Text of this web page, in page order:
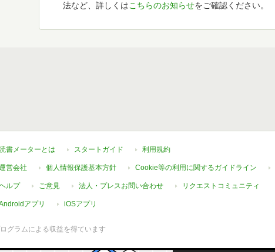
法など、詳しくはこちらのお知らせをご確認ください。
書メーターとは スタートガイド 利用規約
営会社 個人情報保護基本方針 Cookie等の利用に関するガイドライン
ルプ ご意見 法人・プレスお問い合わせ リクエストコミュニティ
アプリ iOSアプリ
グラムによる収益を得ています